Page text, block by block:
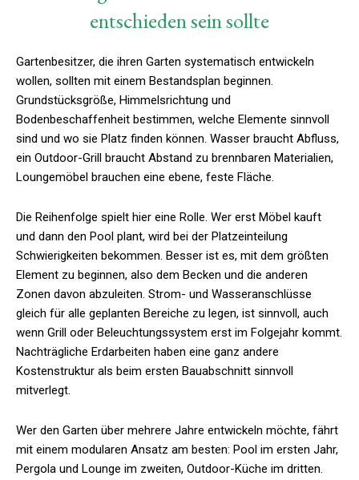
entschieden sein sollte
Gartenbesitzer, die ihren Garten systematisch entwickeln
wollen, sollten mit einem Bestandsplan beginnen.
Grundstücksgröße, Himmelsrichtung und
Bodenbeschaffenheit bestimmen, welche Elemente sinnvoll
sind und wo sie Platz finden können. Wasser braucht Abfluss,
ein Outdoor-Grill braucht Abstand zu brennbaren Materialien,
Loungemöbel brauchen eine ebene, feste Fläche.
Die Reihenfolge spielt hier eine Rolle. Wer erst Möbel kauft
und dann den Pool plant, wird bei der Platzeinteilung
Schwierigkeiten bekommen. Besser ist es, mit dem größten
Element zu beginnen, also dem Becken und die anderen
Zonen davon abzuleiten. Strom- und Wasseranschlüsse
gleich für alle geplanten Bereiche zu legen, ist sinnvoll, auch
wenn Grill oder Beleuchtungssystem erst im Folgejahr kommt.
Nachträgliche Erdarbeiten haben eine ganz andere
Kostenstruktur als beim ersten Bauabschnitt sinnvoll
mitverlegt.
Wer den Garten über mehrere Jahre entwickeln möchte, fährt
mit einem modularen Ansatz am besten: Pool im ersten Jahr,
Pergola und Lounge im zweiten, Outdoor-Küche im dritten.